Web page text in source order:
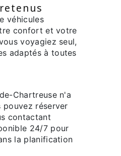
véhicules
confort et votre
voyagiez seul,
adaptés à toutes
Chartreuse n'a
pouvez réserver
contactant
24/7 pour
la planification